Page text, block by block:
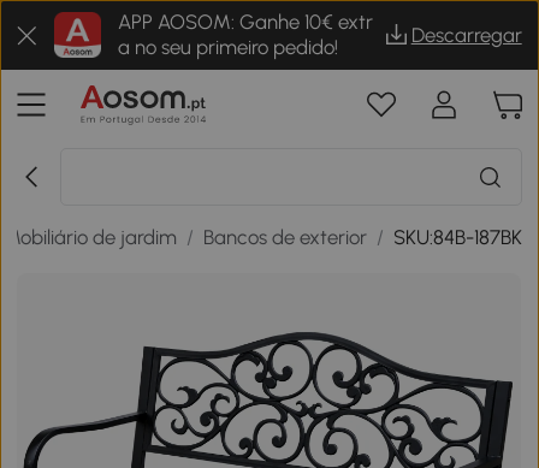
APP AOSOM: Ganhe 10€ extr
a no seu primeiro pedido!
Descarregar
Mobiliário de jardim / Bancos de exterior / SKU:84B-187BK